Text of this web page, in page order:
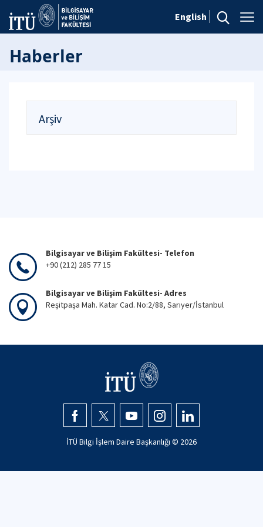
English
Haberler
Arşiv
Bilgisayar ve Bilişim Fakültesi- Telefon
+90 (212) 285 77 15
Bilgisayar ve Bilişim Fakültesi- Adres
Reşitpaşa Mah. Katar Cad. No:2/88, Sarıyer/İstanbul
İTÜ Bilgi İşlem Daire Başkanlığı © 2026